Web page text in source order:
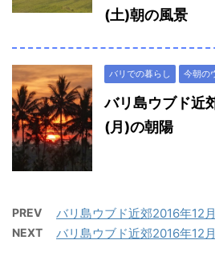
(土)朝の風景
バリでの暮らし 今朝の
バリ島ウブド近
(月)の朝陽
PREV バリ島ウブド近郊2016年12
NEXT バリ島ウブド近郊2016年12